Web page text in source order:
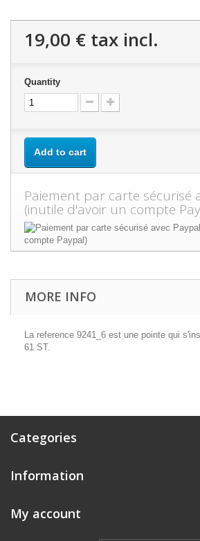
19,00 € tax incl.
Quantity
Add to cart
Paiement par carte sécurisé
(inutile d'avoir un compte
MORE INFO
La reference 9241_6 est une pointe qui
61 ST.
Categories
Information
My account